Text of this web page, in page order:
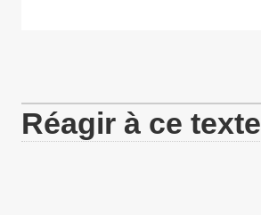
Réagir à ce texte